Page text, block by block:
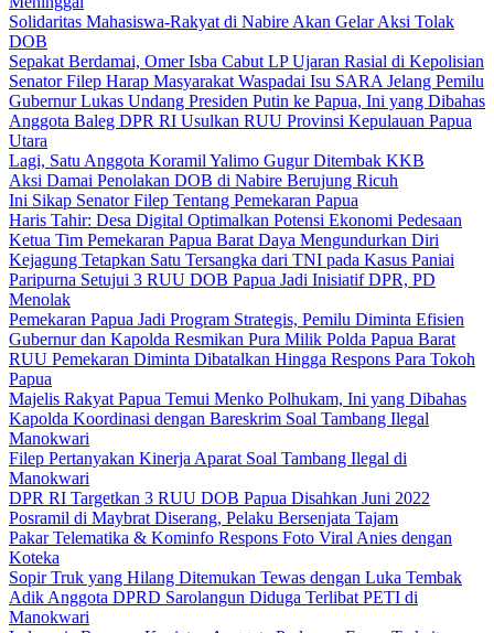
Solidaritas Mahasiswa-Rakyat di Nabire Akan Gelar Aksi Tolak
DOB
Sepakat Berdamai, Omer Isba Cabut LP Ujaran Rasial di Kepolisian
Senator Filep Harap Masyarakat Waspadai Isu SARA Jelang Pemilu
Gubernur Lukas Undang Presiden Putin ke Papua, Ini yang Dibahas
Anggota Baleg DPR RI Usulkan RUU Provinsi Kepulauan Papua
Utara
Lagi, Satu Anggota Koramil Yalimo Gugur Ditembak KKB
Aksi Damai Penolakan DOB di Nabire Berujung Ricuh
Ini Sikap Senator Filep Tentang Pemekaran Papua
Haris Tahir: Desa Digital Optimalkan Potensi Ekonomi Pedesaan
Ketua Tim Pemekaran Papua Barat Daya Mengundurkan Diri
Kejagung Tetapkan Satu Tersangka dari TNI pada Kasus Paniai
Paripurna Setujui 3 RUU DOB Papua Jadi Inisiatif DPR, PD
Menolak
Pemekaran Papua Jadi Program Strategis, Pemilu Diminta Efisien
Gubernur dan Kapolda Resmikan Pura Milik Polda Papua Barat
RUU Pemekaran Diminta Dibatalkan Hingga Respons Para Tokoh
Papua
Majelis Rakyat Papua Temui Menko Polhukam, Ini yang Dibahas
Kapolda Koordinasi dengan Bareskrim Soal Tambang Ilegal
Manokwari
Filep Pertanyakan Kinerja Aparat Soal Tambang Ilegal di
Manokwari
DPR RI Targetkan 3 RUU DOB Papua Disahkan Juni 2022
Posramil di Maybrat Diserang, Pelaku Bersenjata Tajam
Pakar Telematika & Kominfo Respons Foto Viral Anies dengan
Koteka
Sopir Truk yang Hilang Ditemukan Tewas dengan Luka Tembak
Adik Anggota DPRD Sarolangun Diduga Terlibat PETI di
Manokwari